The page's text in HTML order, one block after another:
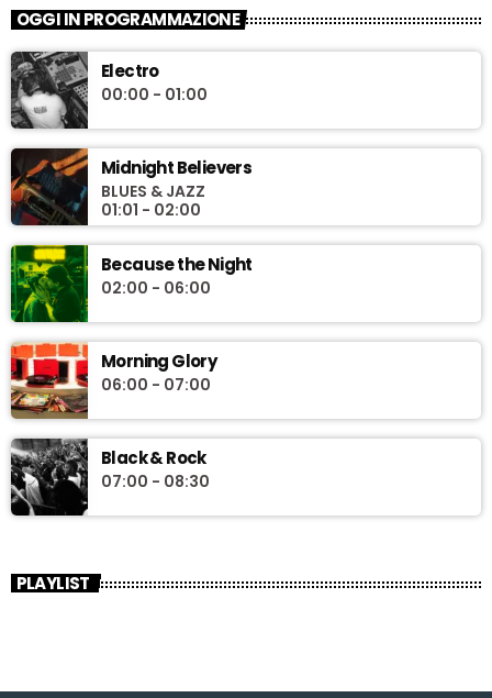
OGGI IN PROGRAMMAZIONE
Electro
00:00 - 01:00
Midnight Believers
BLUES & JAZZ
01:01 - 02:00
Because the Night
02:00 - 06:00
Morning Glory
06:00 - 07:00
Black & Rock
07:00 - 08:30
PLAYLIST